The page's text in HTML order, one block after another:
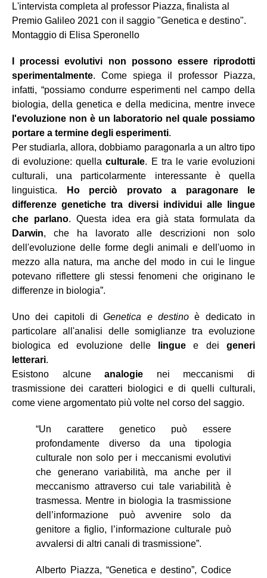
L'intervista completa al professor Piazza, finalista al
Premio Galileo 2021 con il saggio "Genetica e destino".
Montaggio di Elisa Speronello
I processi evolutivi non possono essere riprodotti
sperimentalmente. Come spiega il professor Piazza,
infatti, “possiamo condurre esperimenti nel campo della
biologia, della genetica e della medicina, mentre invece
l'evoluzione non è un laboratorio nel quale possiamo
portare a termine degli esperimenti.
Per studiarla, allora, dobbiamo paragonarla a un altro tipo
di evoluzione: quellaculturale. E tra le varie evoluzioni
culturali, una particolarmente interessante è quella
linguistica.
Ho perciò provato a paragonare le
differenze genetiche tra diversi individui alle lingue
che parlano. Questa idea era già stata formulata da
Darwin, che ha lavorato alle descrizioni non solo
dell'evoluzione delle forme degli animali e dell'uomo in
mezzo alla natura, ma anche del modo in cui le lingue
potevano riflettere gli stessi fenomeni che originano le
differenze in biologia”.
Uno dei capitoli diGenetica e destino è dedicato in
particolare all'analisi delle somiglianze tra evoluzione
biologica ed evoluzione delle
lingue e deigeneri
letterari.
Esistono alcuneanalogie nei meccanismi di
trasmissione dei caratteri biologici e di quelli culturali,
come viene argomentato più volte nel corso del saggio.
“Un carattere genetico può essere
profondamente diverso da una tipologia
culturale non solo per i meccanismi evolutivi
che generano variabilità, ma anche per il
meccanismo attraverso cui tale variabilità è
trasmessa. Mentre in biologia la trasmissione
dell’informazione può avvenire solo da
genitore a figlio, l’informazione culturale può
avvalersi di altri canali di trasmissione”.
Alberto Piazza, “Genetica e destino”, Codice